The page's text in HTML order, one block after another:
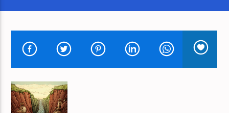
HUIDIG NUMMER
MEDIAZOETERMEER-RADIO
MZ-RADIO